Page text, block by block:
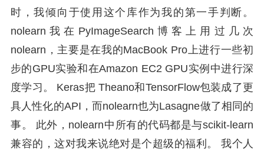
时，我倾向于使用这个库作为我的第一手判断。
nolearn我在PyImageSearch博客上用过几次
nolearn，主要是在我的MacBook Pro上进行一些初
步的GPU实验和在Amazon EC2 GPU实例中进行深
度学习。 Keras把 Theano和TensorFlow包装成了更
具人性化的API，而nolearn也为Lasagne做了相同的
事。 此外，nolearn中所有的代码都是与scikit-learn
兼容的，这对我来说绝对是个超级的福利。 我个人